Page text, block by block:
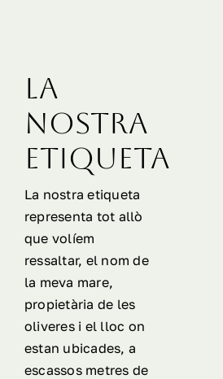
LA
NOSTRA
ETIQUETA
La nostra etiqueta
representa tot allò
que volíem
ressaltar, el nom de
la meva mare,
propietària de les
oliveres i el lloc on
estan ubicades, a
escassos metres de